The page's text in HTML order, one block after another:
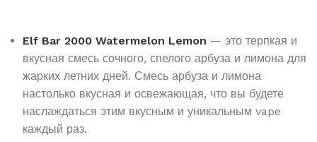
Elf Bar 2000 Watermelon Lemon — это терпкая и
вкусная смесь сочного, спелого арбуза и лимона для
жарких летних дней. Смесь арбуза и лимона
настолько вкусная и освежающая, что вы будете
наслаждаться этим вкусным и уникальным vape
каждый раз.